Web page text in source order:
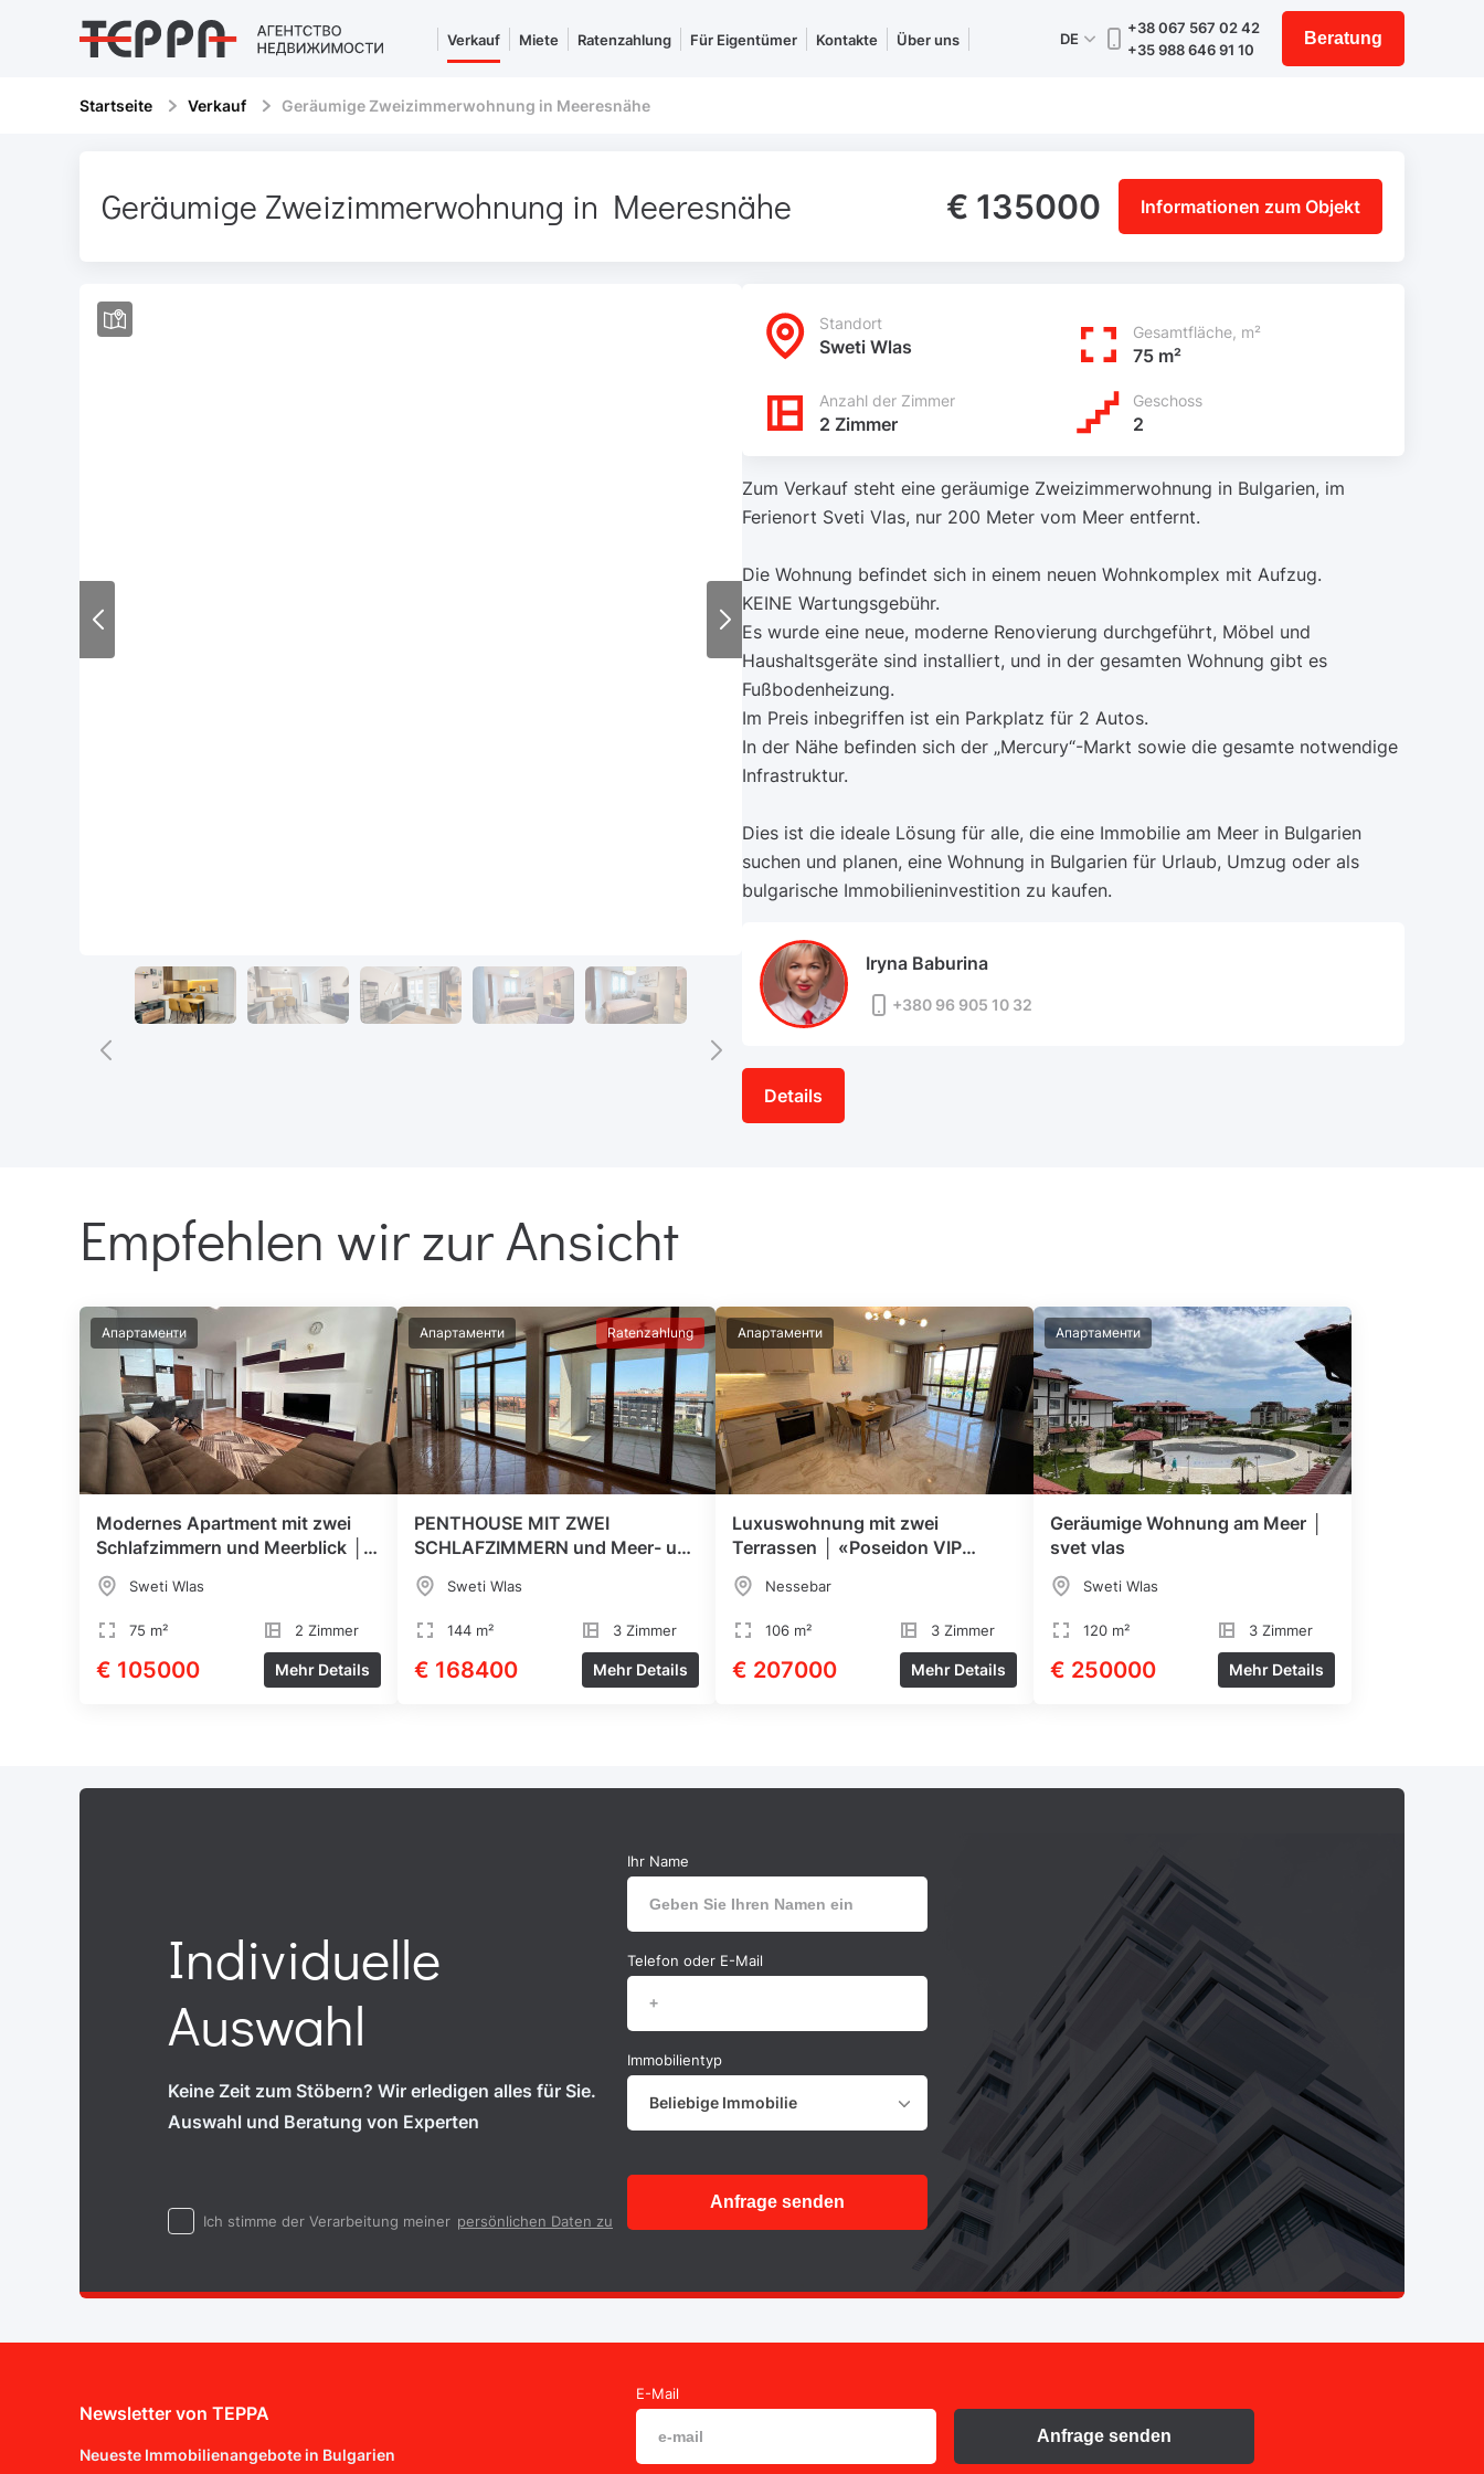
Verkauf Miete Ratenzahlung Für Eigentümer Kontakte Über uns DE
+38 067 567 02 42
+35 988 646 91 10
Beratung
Startseite Verkauf Geräumige Zweizimmerwohnung in Meeresnähe
Geräumige Zweizimmerwohnung in Meeresnähe € 135000 Informationen zum Objekt
Standort
Sweti Wlas
Gesamtfläche, m²
75 m²
Anzahl der Zimmer
2 Zimmer
Geschoss
2
Zum Verkauf steht eine geräumige Zweizimmerwohnung in Bulgarien, im
Ferienort Sveti Vlas, nur 200 Meter vom Meer entfernt.
Die Wohnung befindet sich in einem neuen Wohnkomplex mit Aufzug.
KEINE Wartungsgebühr.
Es wurde eine neue, moderne Renovierung durchgeführt, Möbel und
Haushaltsgeräte sind installiert, und in der gesamten Wohnung gibt es
Fußbodenheizung.
Im Preis inbegriffen ist ein Parkplatz für 2 Autos.
In der Nähe befinden sich der „Mercury“-Markt sowie die gesamte notwendige
Infrastruktur.
Dies ist die ideale Lösung für alle, die eine Immobilie am Meer in Bulgarien
suchen und planen, eine Wohnung in Bulgarien für Urlaub, Umzug oder als
bulgarische Immobilieninvestition zu kaufen.
Iryna Baburina
+380 96 905 10 32
Details
Empfehlen wir zur Ansicht
Апартаменти
Modernes Apartment mit zwei
Schlafzimmern und Meerblick │
Sweti Wlas
Sweti Wlas
75 m² 2 Zimmer
€ 105000 Mehr Details
Апартаменти Ratenzahlung
PENTHOUSE MIT ZWEI
SCHLAFZIMMERN und Meer- und
Bergblick
Sweti Wlas
144 m² 3 Zimmer
€ 168400 Mehr Details
Апартаменти
Luxuswohnung mit zwei
Terrassen │ «Poseidon VIP
Residence»
Nessebar
106 m² 3 Zimmer
€ 207000 Mehr Details
Апартаменти
Geräumige Wohnung am Meer │
svet vlas
Sweti Wlas
120 m² 3 Zimmer
€ 250000 Mehr Details
Individuelle
Auswahl
Keine Zeit zum Stöbern? Wir erledigen alles für Sie.
Auswahl und Beratung von Experten
Ihr Name
Telefon oder E-Mail
Immobilientyp
Beliebige Immobilie
Anfrage senden
Ich stimme der Verarbeitung meiner persönlichen Daten zu
Newsletter von TEPPA
Neueste Immobilienangebote in Bulgarien
E-Mail
Anfrage senden